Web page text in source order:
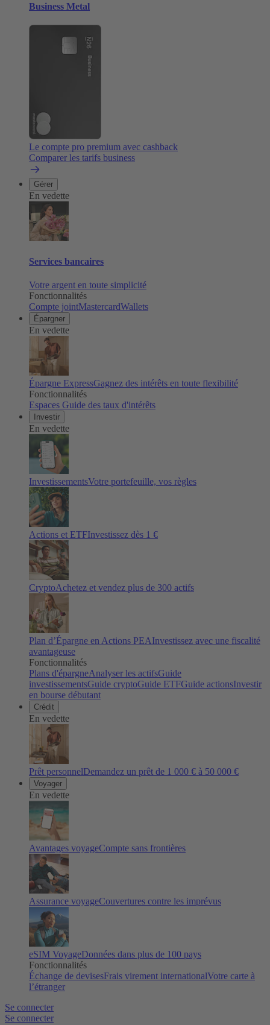
Business Metal
Le compte pro premium avec cashback
Comparer les tarifs business
Gérer
En vedette
Services bancaires
Votre argent en toute simplicité
Fonctionnalités
Compte jointMastercardWallets
Épargner
En vedette
Épargne ExpressGagnez des intérêts en toute flexibilité
Fonctionnalités
Espaces Guide des taux d'intérêts
Investir
En vedette
InvestissementsVotre portefeuille, vos règles
Actions et ETFInvestissez dès 1 €
CryptoAchetez et vendez plus de 300 actifs
Plan d’Épargne en Actions PEAInvestissez avec une fiscalité
avantageuse
Fonctionnalités
Plans d'épargneAnalyser les actifsGuide
investissementsGuide cryptoGuide ETFGuide actionsInvestir
en bourse débutant
Crédit
En vedette
Prêt personnelDemandez un prêt de 1 000 € à 50 000 €
Voyager
En vedette
Avantages voyageCompte sans frontières
Assurance voyageCouvertures contre les imprévus
eSIM VoyageDonnées dans plus de 100 pays
Fonctionnalités
Échange de devisesFrais virement internationalVotre carte à
l’étranger
Se connecter
Se connecter